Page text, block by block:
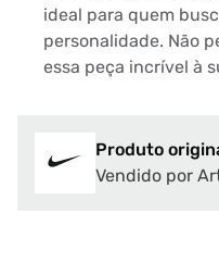
ideal para quem
personalidade. Não
essa peça incrível à
Produto
Vendido por